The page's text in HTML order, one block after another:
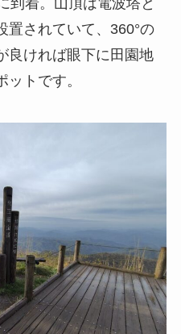
到着。山頂は電波塔と
置されていて、360°の
良ければ眼下に田園地
トです。